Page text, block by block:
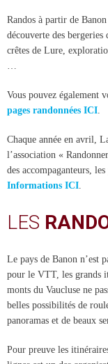
Randos à partir de
découverte des
crêtes de Lure,
…
Vous pouvez également
pages randonnées ICI.
Chaque année en avril,
l’association «
des accompaganteurs,
Informations ICI.
LES
Le pays de Banon n’est
pour le VTT, les grands
monts du Vaucluse ne
belles possibilités de
panoramas et de beaux
Pour preuve les